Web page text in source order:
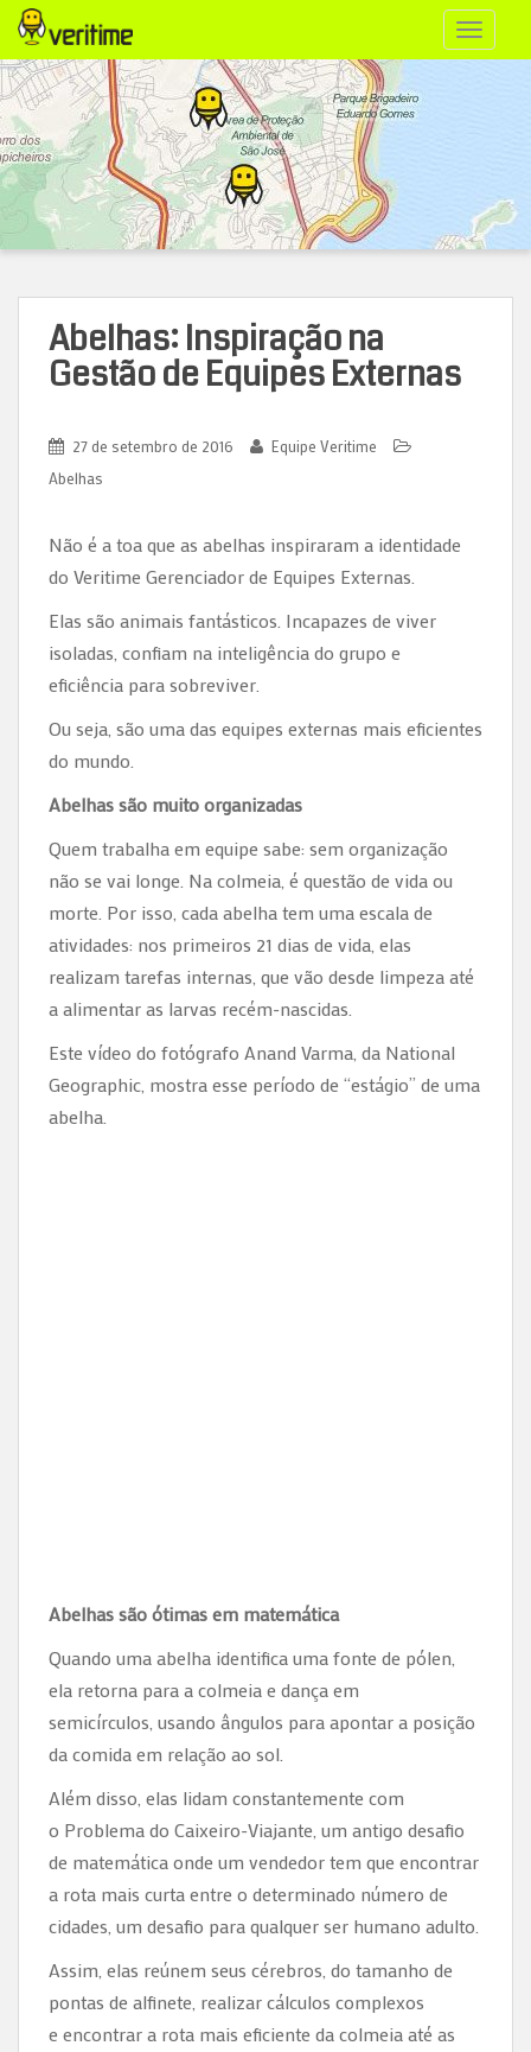
p
t
o
a
Abelhas: Inspiração na
Gestão de Equipes Externas
27 de setembro de 2016
Equipe Veritime
Abelhas
Não é a toa que as abelhas inspiraram a identidade
do Veritime Gerenciador de Equipes Externas.
Elas são animais fantásticos. Incapazes de viver
isoladas, confiam na inteligência do grupo e
eficiência para sobreviver.
Ou seja, são uma das equipes externas mais eficientes
do mundo.
Abelhas são muito organizadas
Quem trabalha em equipe sabe: sem organização
não se vai longe. Na colmeia, é questão de vida ou
morte. Por isso, cada abelha tem uma escala de
atividades: nos primeiros 21 dias de vida, elas
realizam tarefas internas, que vão desde limpeza até
a alimentar as larvas recém-nascidas.
Este vídeo do fotógrafo Anand Varma, da National
Geographic, mostra esse período de “estágio” de uma
abelha.
Abelhas são ótimas em matemática
Quando uma abelha identifica uma fonte de pólen,
ela retorna para a colmeia e dança em
semicírculos, usando ângulos para apontar a posição
da comida em relação ao sol.
Além disso, elas lidam constantemente com
o Problema do Caixeiro-Viajante, um antigo desafio
de matemática onde um vendedor tem que encontrar
a rota mais curta entre o determinado número de
cidades, um desafio para qualquer ser humano adulto.
Assim, elas reúnem seus cérebros, do tamanho de
pontas de alfinete, realizar cálculos complexos
e encontrar a rota mais eficiente da colmeia até as